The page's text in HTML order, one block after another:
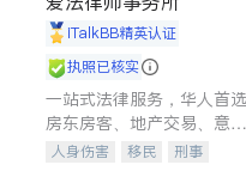
iTalkBB精英认证
执照已核实
一站式法律服务，华人首
房东房客、地产交易、意外
伤害、车祸重伤、商业诉
人身伤害 移民
刑事